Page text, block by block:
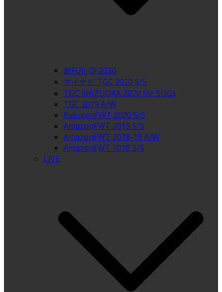
超FUJI-Q! 2020
マイナビ TGC 2020 S/S
TGC SHIZUOKA 2020 for SDGs
TGC 2019 A/W
RakutenFWT 2020 S/S
AmazonFWT 2019 S/S
AmazonFWT 2018-19 A/W
AmazonFWT 2018 S/S
LIVE